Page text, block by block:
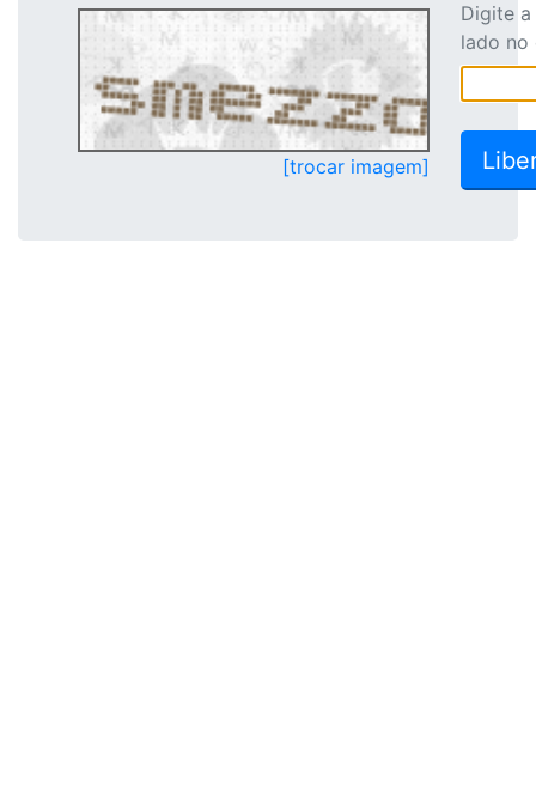
[trocar imagem]
Digite
lado no